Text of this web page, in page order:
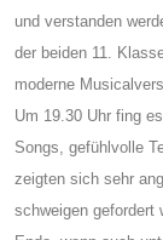
und verstanden
der beiden 11.
moderne
Um 19.30 Uhr fing
Songs, gefühlvolle
zeigten sich sehr
schweigen gefordert